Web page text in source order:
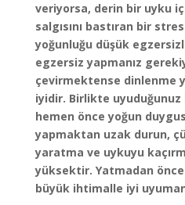
veriyorsa, derin bir uyku
salgısını bastıran bir
yoğunluğu düşük
egzersiz yapmanız
çevirmektense dinlenme
iyidir. Birlikte
hemen önce yoğun
yapmaktan uzak durun,
yaratma ve uykuyu
yüksektir. Yatmadan
büyük ihtimalle iyi